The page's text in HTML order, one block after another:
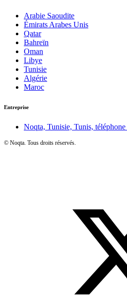
Arabie Saoudite
Émirats Arabes Unis
Qatar
Bahreïn
Oman
Libye
Tunisie
Algérie
Maroc
Entreprise
Noqta, Tunisie, Tunis, téléphone
© Noqta. Tous droits réservés.